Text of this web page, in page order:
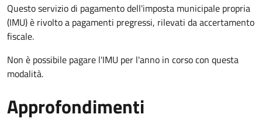
Questo servizio di pagamento dell'imposta municipale propria
(IMU) è rivolto a pagamenti pregressi, rilevati da accertamento
fiscale.
Non è possibile pagare l'IMU per l'anno in corso con questa
modalità.
Approfondimenti